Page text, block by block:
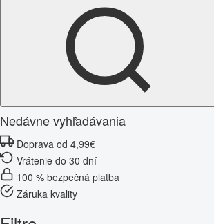
Nedávne vyhľadávania
Doprava od 4,99€
Vrátenie do 30 dní
100 % bezpečná platba
Záruka kvality